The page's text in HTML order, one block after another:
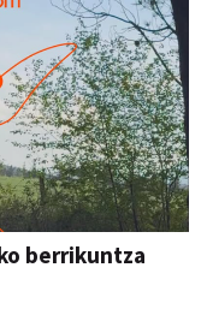
berrikuntza